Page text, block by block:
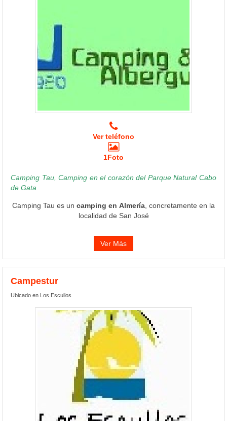
Ver teléfono
1Foto
Camping Tau, Camping en el corazón del Parque Natural Cabo
de Gata
Camping Tau es un camping en Almería , concretamente en la
localidad de San José
Ver Más
Campestur
Ubicado en Los Escullos